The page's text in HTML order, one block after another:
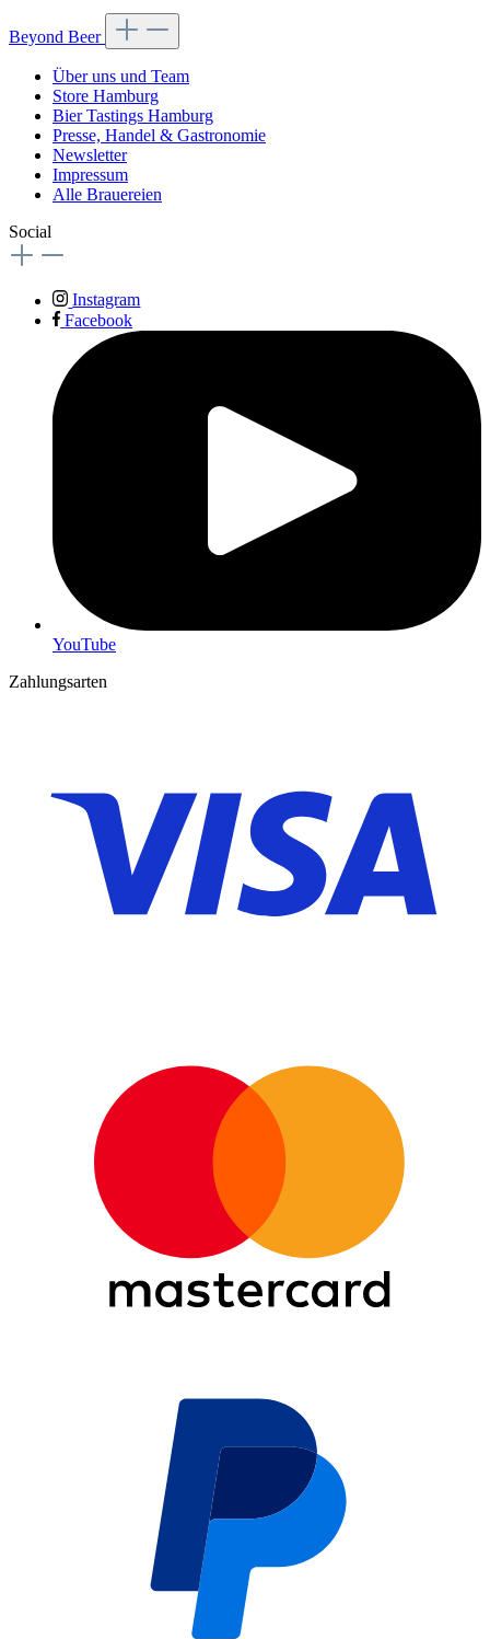
Beyond Beer
Über uns und Team
Store Hamburg
Bier Tastings Hamburg
Presse, Handel & Gastronomie
Newsletter
Impressum
Alle Brauereien
Social
Instagram
Facebook
YouTube
Zahlungsarten